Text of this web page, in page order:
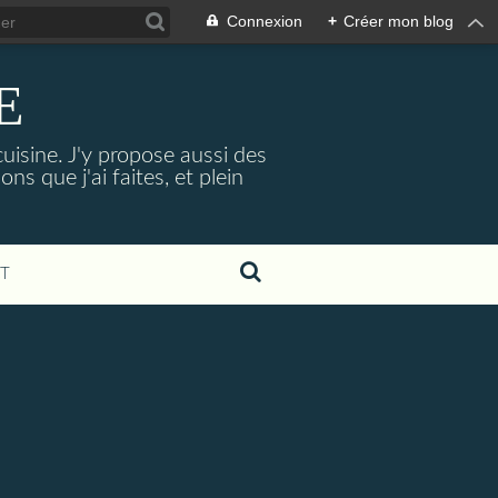
Connexion + Créer mon blog
J'y propose aussi des
que j'ai faites, et plein